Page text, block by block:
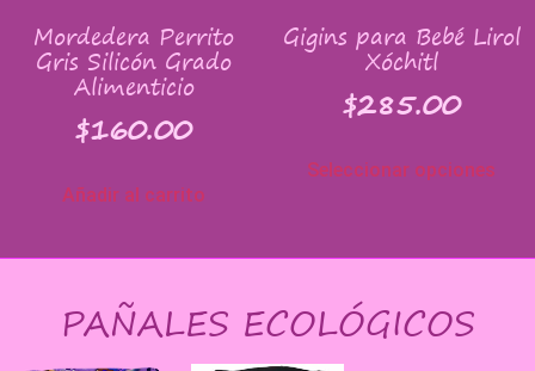
Mordedera Perrito
Gris Silicón Grado
Alimenticio
$160.00
Añadir al carrito
Gigins para Bebé Lirol
Xóchitl
$285.00
Seleccionar opciones
PAÑALES ECOLÓGICOS